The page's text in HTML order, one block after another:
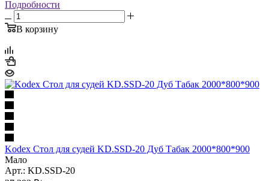
Подробности
В корзину
Kodex Стол для судей KD.SSD-20 Дуб Табак 2000*800*900
Мало
Арт.: KD.SSD-20